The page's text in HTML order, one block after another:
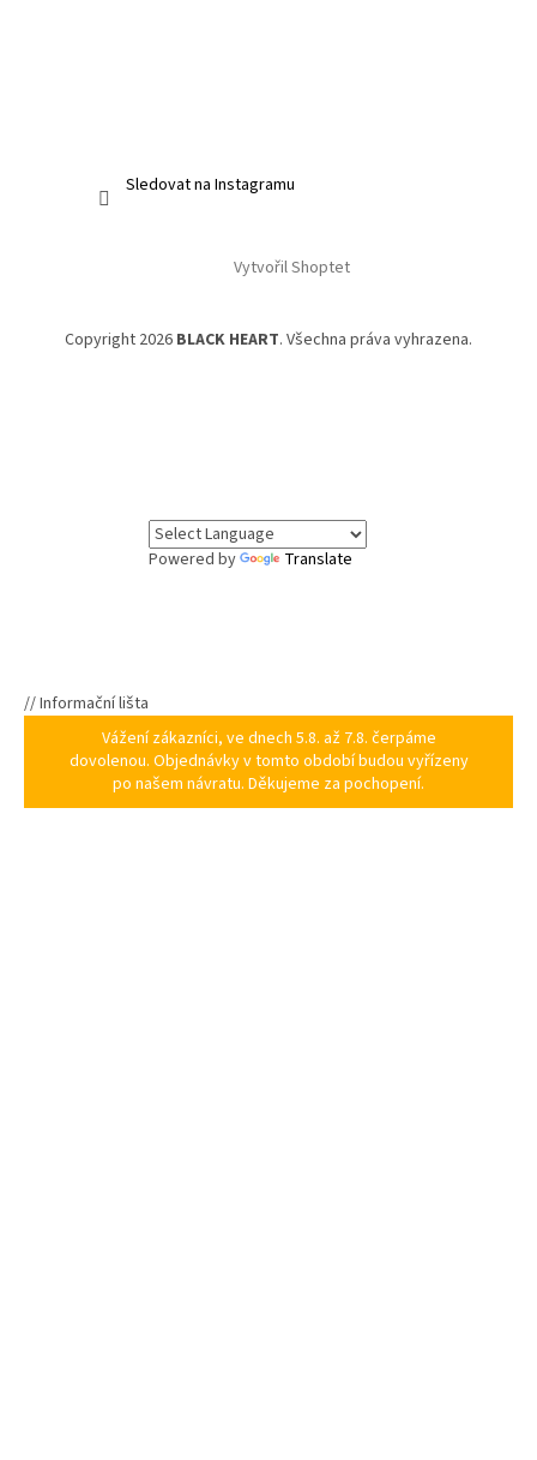
Sledovat na Instagramu
Vytvořil Shoptet
Copyright 2026 BLACK HEART. Všechna práva vyhrazena.
Powered by Translate
// Informační lišta
Vážení zákazníci, ve dnech 5.8. až 7.8. čerpáme
dovolenou. Objednávky v tomto období budou vyřízeny
po našem návratu. Děkujeme za pochopení.